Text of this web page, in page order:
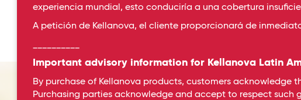
experiencia mundial, esto conduciría a una cobertura
A petición de Kellanova, el cliente proporcionará de
Important advisory information for Kellanova Latin
By purchase of Kellanova products, customers
Purchasing parties acknowledge and accept to respect such